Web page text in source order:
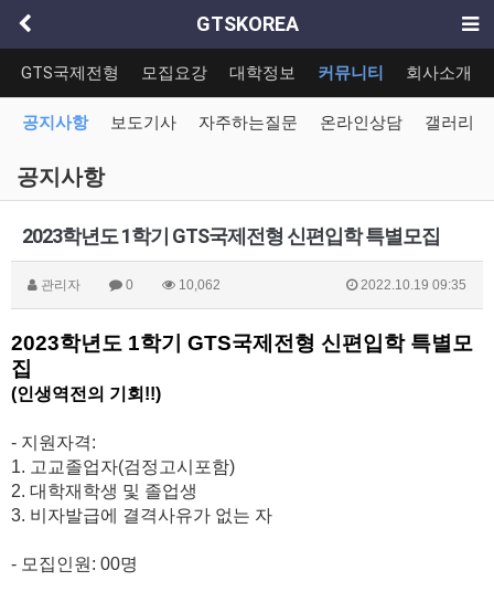
GTSKOREA
GTS국제전형 모집요강 대학정보 커뮤니티 회사소개
공지사항 보도기사 자주하는질문 온라인상담 갤러리
공지사항
2023학년도 1학기 GTS국제전형 신편입학 특별모집
관리자 0 10,062 2022.10.19 09:35
2023학년도 1학기 GTS국제 전형 신편입학 특별모
집
(인생역전의 기회!!)
- 지원자격:
1. 고교졸업자(검정고시포함)
2. 대학재학생 및 졸업생
3. 비자발급에 결격사유가 없는 자
- 모집인원 : 00명